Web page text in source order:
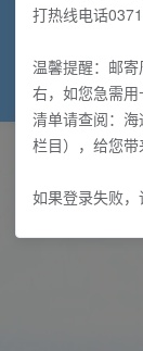
打热线电话
温馨提醒：邮
右，如您急需
清单请查阅：
栏目），给您带
如果登录失败，